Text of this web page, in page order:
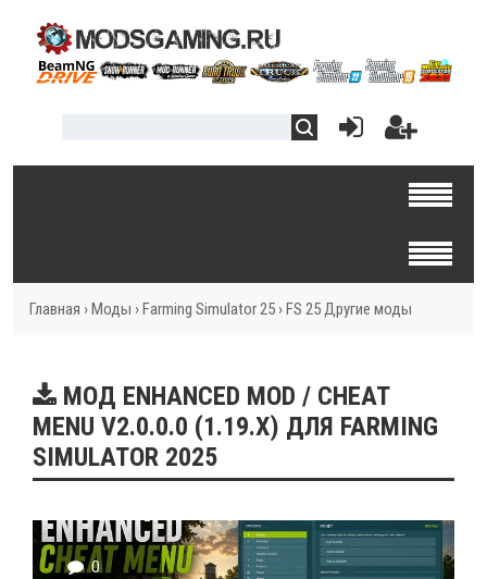
Главная › Моды › Farming Simulator 25 › FS 25 Другие моды
МОД ENHANCED MOD / CHEAT
MENU V2.0.0.0 (1.19.X) ДЛЯ FARMING
SIMULATOR 2025
0